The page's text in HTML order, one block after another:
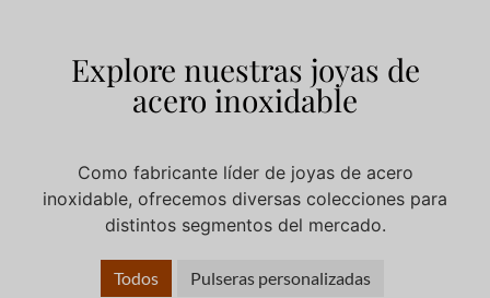
Explore nuestras joyas de
acero inoxidable
Como fabricante líder de joyas de acero
inoxidable, ofrecemos diversas colecciones para
distintos segmentos del mercado.
Todos Pulseras personalizadas